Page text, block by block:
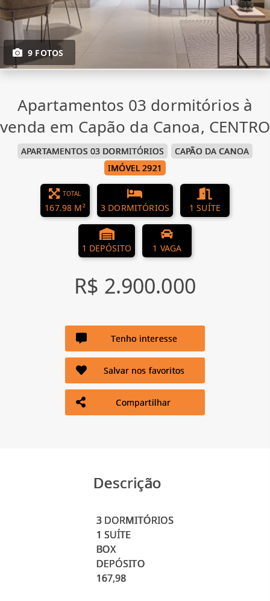
9 FOTOS
Apartamentos 03 dormitórios à
venda em Capão da Canoa, CENTRO
APARTAMENTOS 03 DORMITÓRIOS
CAPÃO DA CANOA
IMÓVEL 2921
TOTAL
167.98 M² 3 DORMITÓRIOS 1 SUÍTE
1 DEPÓSITO 1 VAGA
R$ 2.900.000
Tenho interesse
Salvar nos favoritos
Compartilhar
Descrição
3 DORMITÓRIOS
1 SUÍTE
BOX
DEPÓSITO
167,98